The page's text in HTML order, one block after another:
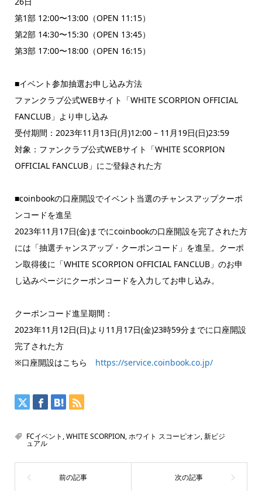
第1部 12:00〜13:00（OPEN 11:15）
第2部 14:30〜15:30（OPEN 13:45）
第3部 17:00〜18:00（OPEN 16:15）
■イベント参加抽選お申し込み方法
ファンクラブ公式WEBサイト「WHITE SCORPION OFFICIAL
FANCLUB」より申し込み
受付期間：2023年11月13日(月)12:00 – 11月19日(日)23:59
対象：ファンクラブ公式WEBサイト「WHITE SCORPION
OFFICIAL FANCLUB」にご登録された方
■coinbookの口座開設でイベント当選のチャンスアップクーポ
ンコードを進呈
2023年11月17日(金)までにcoinbookの口座開設を完了された方
には「抽選チャンスアップ・クーポンコード」を進呈。クーポ
ン取得後に「WHITE SCORPION OFFICIAL FANCLUB」のお申
し込みページにクーポンコードを入力してお申し込み。
クーポンコード進呈期間：
2023年11月12日(日)より11月17日(金)23時59分までに口座開設
完了された方
※口座開設はこちら https://service.coinbook.co.jp/
FCイベント ,WHITE SCORPION,ホワイト スコーピオン,新ビジ
ュアル